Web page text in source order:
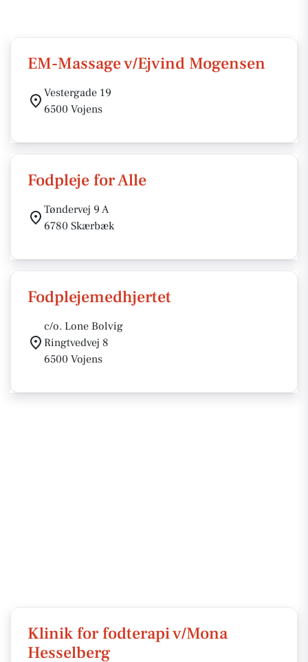
EM-Massage v/Ejvind Mogensen
Vestergade 19
6500 Vojens
Fodpleje for Alle
Tøndervej 9 A
6780 Skærbæk
Fodplejemedhjertet
c/o. Lone Bolvig
Ringtvedvej 8
6500 Vojens
Klinik for fodterapi v/Mona
Hesselberg